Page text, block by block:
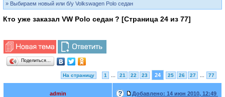
» Выбираем новый или б/у Volkswagen Polo седан
Кто уже заказал VW Polo седан ? [Страница 24 из 77]
Поделиться…
На страницу 1 21 22 23 24 25 26 27 77
admin Добавлено: 14 июн 2010, 12:49